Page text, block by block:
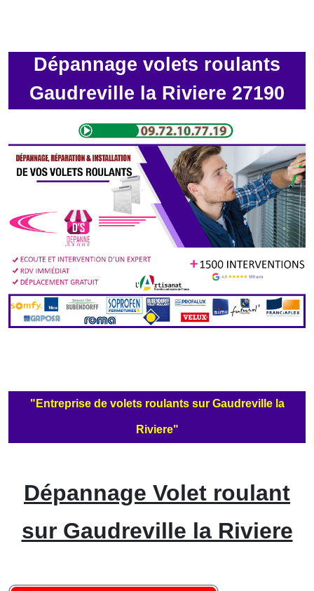
Dépannage volets roulants
Gaudreville la Riviere 27190
"Entreprise de volets roulants sur Gaudreville la
Riviere"
Dépannage Volet roulant
sur Gaudreville la Riviere